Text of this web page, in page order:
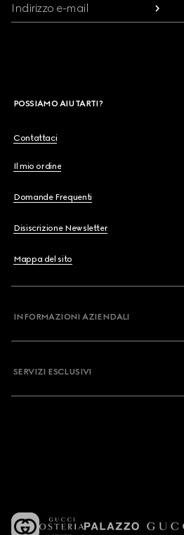
Indirizzo e-mail
POSSIAMO AIUTARTI?
Contattaci
Il mio ordine
Domande Frequenti
Disiscrizione Newsletter
Mappa del sito
INFORMAZIONI AZIENDALI
SERVIZI ESCLUSIVI